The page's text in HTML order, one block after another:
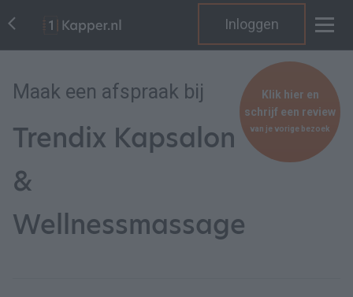
Inloggen
Maak een afspraak bij
Trendix Kapsalon
&
Wellnessmassage
Klik hier en
schrijf een review
van je vorige bezoek